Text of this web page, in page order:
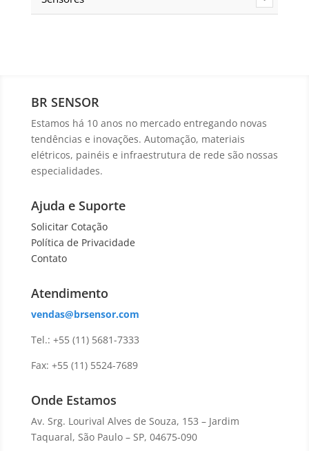
BR SENSOR
Estamos há 10 anos no mercado entregando novas
tendências e inovações. Automação, materiais
elétricos, painéis e infraestrutura de rede são nossas
especialidades.
Ajuda e Suporte
Solicitar Cotação
Política de Privacidade
Contato
Atendimento
vendas@brsensor.com
Tel.: +55 (11) 5681-7333
Fax: +55 (11) 5524-7689
Onde Estamos
Av. Srg. Lourival Alves de Souza, 153 – Jardim
Taquaral, São Paulo – SP, 04675-090